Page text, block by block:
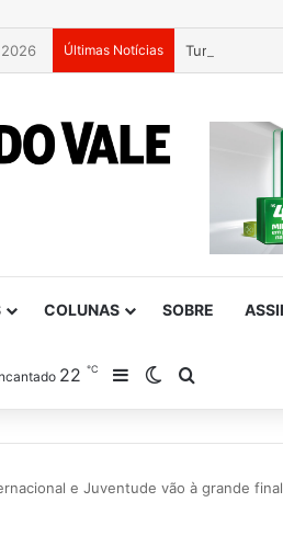
Últimas Notícias
COLUNAS SOBRE
22℃ Barra Lateral
Switch skin
e Juventude vão à grande